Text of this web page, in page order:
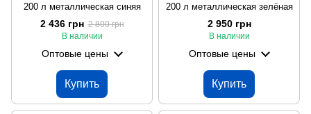
200 л металлическая синяя
2 436 грн 2 800 грн
В наличии
Оптовые цены
Купить
200 л металлическая зелёная
2 950 грн
В наличии
Оптовые цены
Купить